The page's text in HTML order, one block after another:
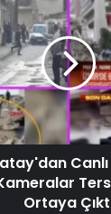
Canlı
Ortaya